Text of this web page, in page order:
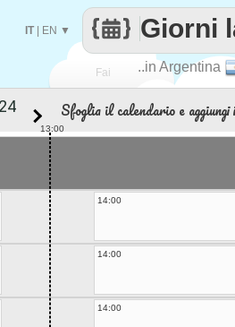
Fai ..in Argentina
Giorni
IT| EN ▼
Sfoglia il calendario e
13:00
14:00
14:00
14:00